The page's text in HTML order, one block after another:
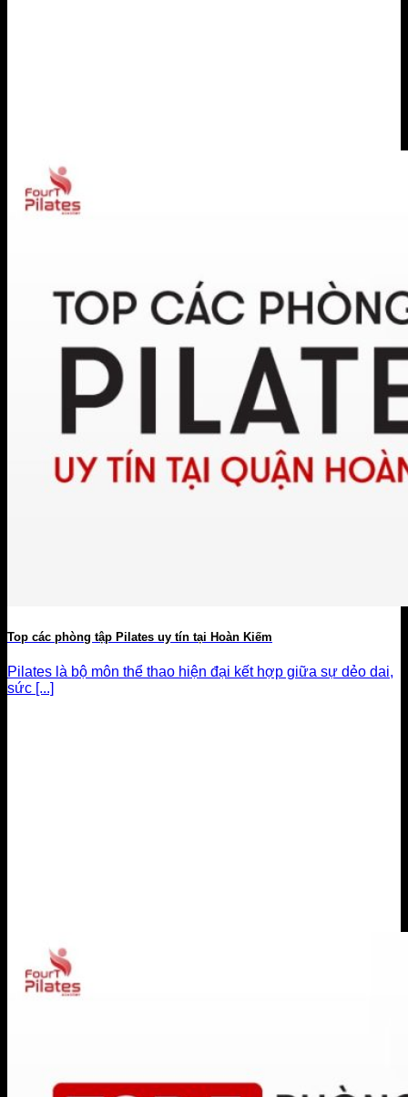
Top các phòng tập Pilates uy tín tại Hoàn Kiếm
Pilates là bộ môn thể thao hiện đại kết hợp giữa sự dẻo dai,
sức [...]